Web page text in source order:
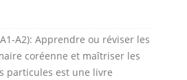
A2): Apprendre ou réviser les
coréenne et maîtriser les
particules est une livre